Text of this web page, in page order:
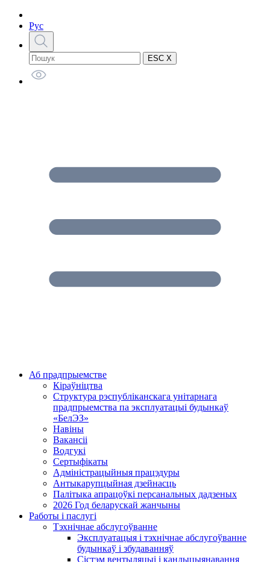
Рус
ESC X
Аб прадпрыемстве
Кіраўніцтва
Структура рэспубліканскага унітарнага
прадпрыемства па эксплуатацыі будынкаў
«БелЭЗ»
Навіны
Вакансіі
Водгукі
Сертыфікаты
Адміністрацыйныя працэдуры
Антыкарупцыйная дзейнасць
Палітыка апрацоўкі персанальных дадзеных
2026 Год беларускай жанчыны
Работы і паслугі
Тэхнічнае абслугоўванне
Эксплуатацыя і тэхнічнае абслугоўванне
будынкаў і збудаванняў
Сістэм вентыляцыі і кандыцыянавання